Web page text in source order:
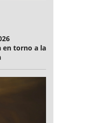
en torno a la